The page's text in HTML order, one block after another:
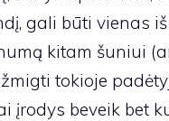
gali būti vienas
kitam šuniui
tokioje
įrodys beveik bet